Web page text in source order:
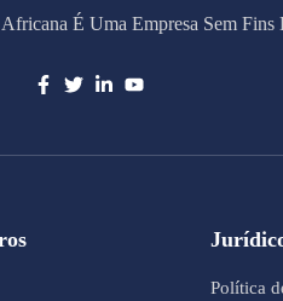
É Uma Empresa Sem Fins
Política